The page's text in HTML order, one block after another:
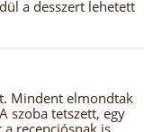
a desszert lehetett
Mindent elmondtak
szoba tetszett, egy
recepciósnak is